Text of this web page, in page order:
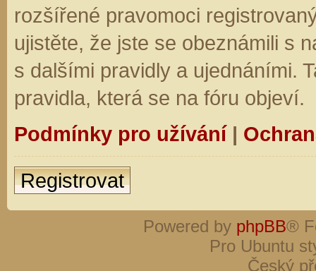
rozšířené pravomoci
ujistěte, že jste se obeznámili s
s dalšími pravidly a ujednáními.
pravidla, která se na fóru objeví.
Podmínky pro užívání|
Registrovat
Powered by phpBB®
Pro Ubuntu
Český